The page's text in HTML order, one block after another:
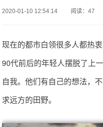
2020-01-10 12:54:14 阅读：47
现在的都市白领很多人都热
90代前后的年轻人摆脱了上
自我。他们有自己的想法，
求远方的田野。